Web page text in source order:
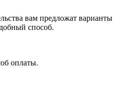
вам предложат варианты
способ.
оплаты.